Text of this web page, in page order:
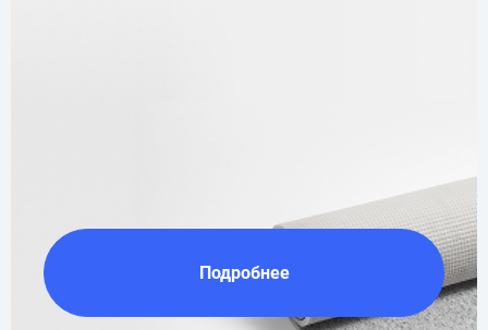
Подробнее